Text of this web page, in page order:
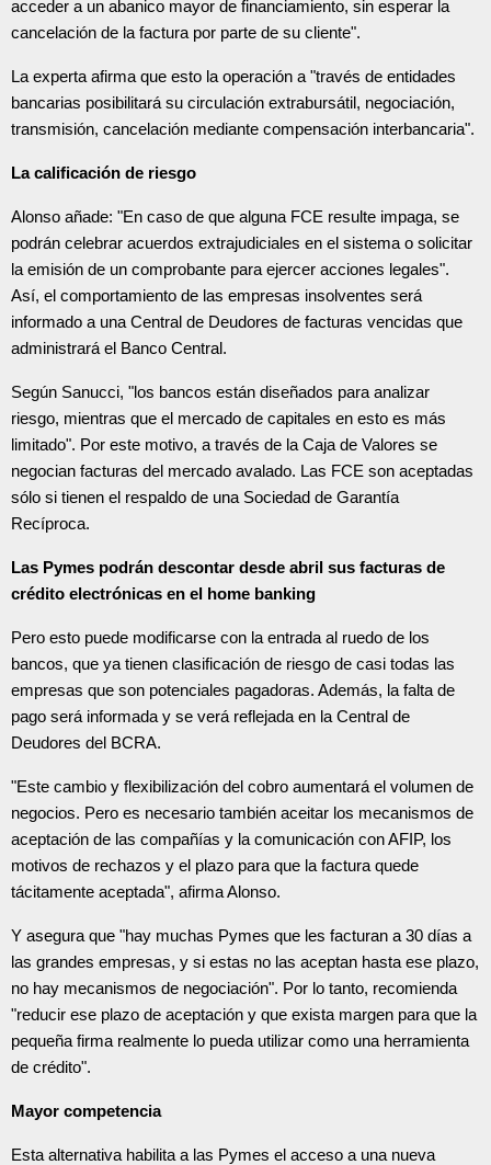
acceder a un abanico mayor de financiamiento, sin esperar la
cancelación de la factura por parte de su cliente".
La experta afirma que esto la operación a "través de entidades
bancarias posibilitará su circulación extrabursátil, negociación,
transmisión, cancelación mediante compensación interbancaria".
La calificación de riesgo
Alonso añade: "En caso de que alguna FCE resulte impaga, se
podrán celebrar acuerdos extrajudiciales en el sistema o solicitar
la emisión de un comprobante para ejercer acciones legales".
Así, el comportamiento de las empresas insolventes será
informado a una Central de Deudores de facturas vencidas que
administrará el Banco Central.
Según Sanucci, "los bancos están diseñados para analizar
riesgo, mientras que el mercado de capitales en esto es más
limitado". Por este motivo, a través de la Caja de Valores se
negocian facturas del mercado avalado. Las FCE son aceptadas
sólo si tienen el respaldo de una Sociedad de Garantía
Recíproca.
Las Pymes podrán descontar desde abril sus facturas de
crédito electrónicas en el home banking
Pero esto puede modificarse con la entrada al ruedo de los
bancos, que ya tienen clasificación de riesgo de casi todas las
empresas que son potenciales pagadoras. Además, la falta de
pago será informada y se verá reflejada en la Central de
Deudores del BCRA.
"Este cambio y flexibilización del cobro aumentará el volumen de
negocios. Pero es necesario también aceitar los mecanismos de
aceptación de las compañías y la comunicación con AFIP, los
motivos de rechazos y el plazo para que la factura quede
tácitamente aceptada", afirma Alonso.
Y asegura que "hay muchas Pymes que les facturan a 30 días a
las grandes empresas, y si estas no las aceptan hasta ese plazo,
no hay mecanismos de negociación". Por lo tanto, recomienda
"reducir ese plazo de aceptación y que exista margen para que la
pequeña firma realmente lo pueda utilizar como una herramienta
de crédito".
Mayor competencia
Esta alternativa habilita a las Pymes el acceso a una nueva